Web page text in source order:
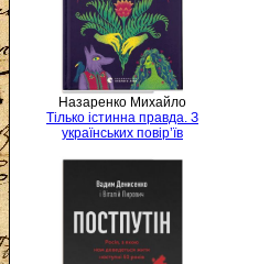
Назаренко Михайло
Тілько істинна правда. З
українських повір’їв